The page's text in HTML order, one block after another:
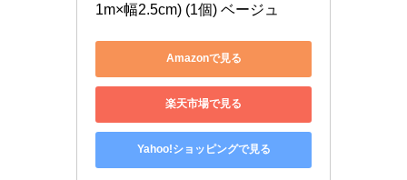
1m×幅2.5cm) (1個) ベージュ
Amazonで見る
楽天市場で見る
Yahoo!ショッピングで見る